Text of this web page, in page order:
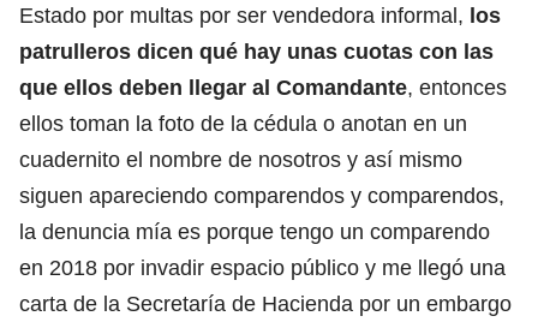
Estado por multas por ser vendedora informal, los
patrulleros dicen qué hay unas cuotas con las
que ellos deben llegar al Comandante, entonces
ellos toman la foto de la cédula o anotan en un
cuadernito el nombre de nosotros y así mismo
siguen apareciendo comparendos y comparendos,
la denuncia mía es porque tengo un comparendo
en 2018 por invadir espacio público y me llegó una
carta de la Secretaría de Hacienda por un embargo